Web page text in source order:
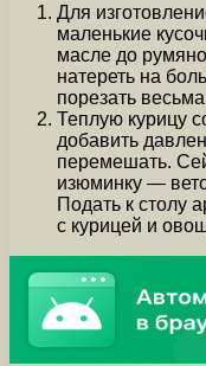
Для
маленькие
масле до
натереть на
порезать
Теплую курицу
добавить
перемешать.
изюминку —
Подать к столу
с курицей и